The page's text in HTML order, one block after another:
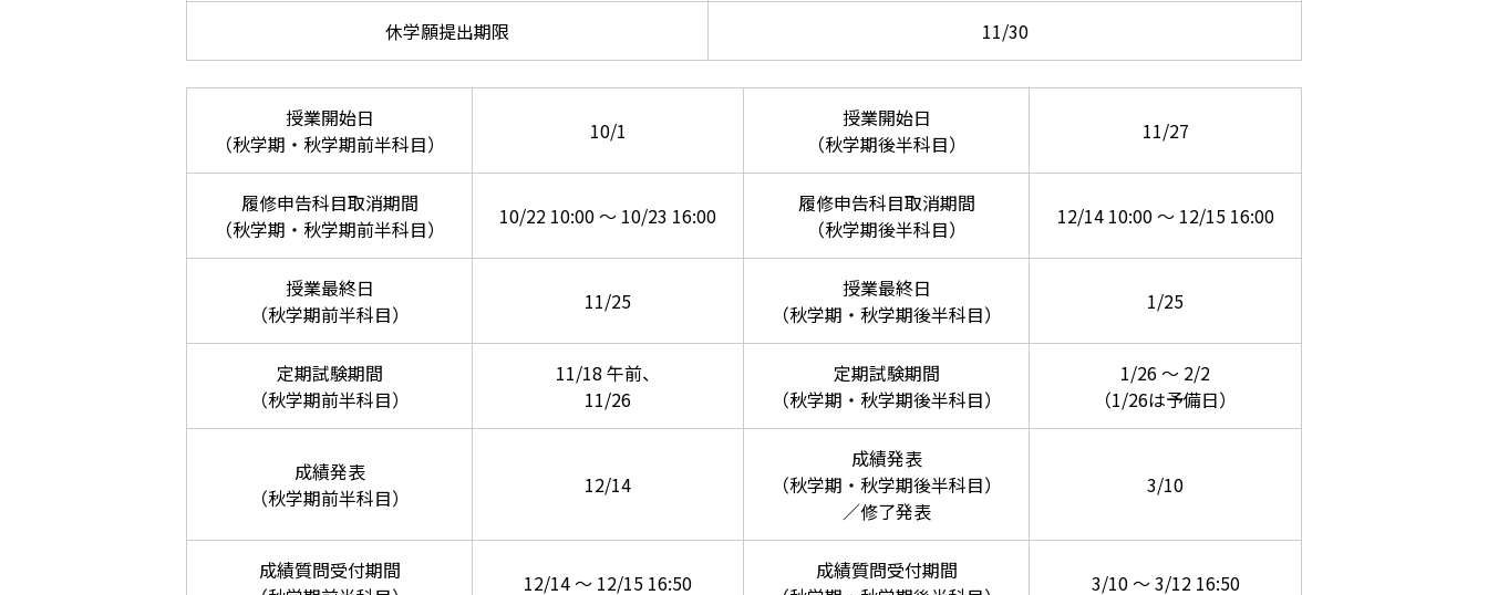
休学願提出期限 11/30
授業開始日
（秋学期・秋学期前半科目）
10/1
授業開始日
（秋学期後半科目）
11/27
履修申告科目取消期間
（秋学期・秋学期前半科目）
10/22 10:00 ～ 10/23 16:00
履修申告科目取消期間
（秋学期後半科目）
12/14 10:00 ～ 12/15 16:00
授業最終日
（秋学期前半科目）
11/25
授業最終日
（秋学期・秋学期後半科目）
1/25
定期試験期間
（秋学期前半科目）
11/18 午前、
11/26
定期試験期間
（秋学期・秋学期後半科目）
1/26 ～ 2/2
（1/26は予備日）
成績発表
（秋学期前半科目）
12/14
成績発表
（秋学期・秋学期後半科目）
／修了発表
3/10
成績質問受付期間
12/14 ～ 12/15 16:50
成績質問受付期間
3/10 ～ 3/12 16:50